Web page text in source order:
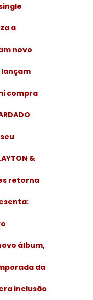
a
novo
lançam
compra
&
retorna
álbum,
da
inclusão